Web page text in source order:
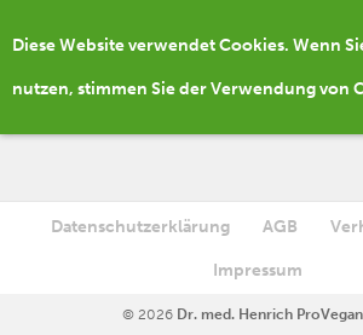
Datenschutzerklärung AGB
Impressum
© 2026 Dr. med. Henrich
Diese Website verwendet Cookies. Wenn
nutzen, stimmen Sie der Verwendung von